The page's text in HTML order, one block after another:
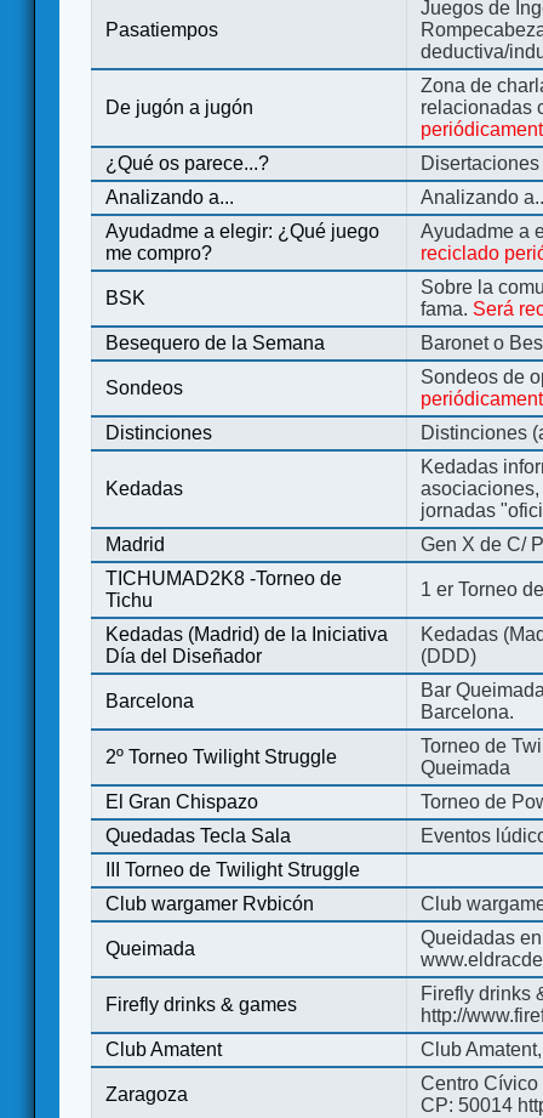
Pasatiempos
Juegos de
deductiva/
De jugón a jugón
Zona de
relacionadas
¿Qué os parece...?
Analizando a...
Analizando
Ayudadme a elegir: ¿Qué juego
me compro?
Ayudadme a
reciclado
BSK
Sobre la
fama. Será
Besequero de la Semana
Baronet o
Sondeos
Sondeos de
Distinciones
Distinciones
Kedadas
Kedadas
jornadas
Madrid
Gen X de C/
TICHUMAD2K8 -Torneo de
Tichu
1 er Torneo
Kedadas (Madrid) de la Iniciativa
Día del Diseñador
Kedadas
(DDD)
Barcelona
Bar
Barcelona.
2º Torneo Twilight Struggle
Torneo de
Queimada
El Gran Chispazo
Torneo de
Quedadas Tecla Sala
Eventos
III Torneo de Twilight Struggle
Club wargamer Rvbicón
Club
Queimada
Queidadas
Firefly drinks & games
Firefly drinks
http://
Club Amatent
Club
Zaragoza
Centro Cívico
CP: 50014